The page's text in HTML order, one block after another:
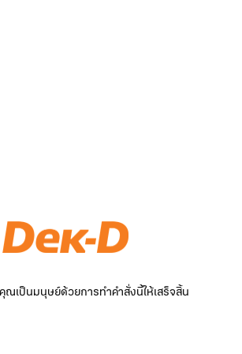
ณเป็นมนุษย์ด้วยการทำคำสั่งนี้ให้เสร็จสิ้น